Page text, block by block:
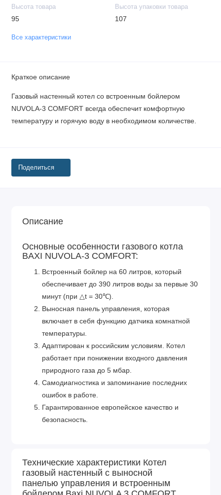
Высота товара
95
Высота упаковки товара
107
Все характеристики
Краткое описание
Газовый настенный котел со встроенным бойлером
NUVOLA-3 COMFORT всегда обеспечит комфортную
температуру и горячую воду в необходимом количестве.
Поделиться
Описание
Основные особенности газового котла
BAXI NUVOLA-3 COMFORT:
Встроенный бойлер на 60 литров, который
обеспечивает до 390 литров воды за первые 30
минут (при △t = 30℃).
Выносная панель управления, которая
включает в себя функцию датчика комнатной
температуры.
Адаптирован к российским условиям. Котел
работает при понижении входного давления
природного газа до 5 мбар.
Самодиагностика и запоминание последних
ошибок в работе.
Гарантированное европейское качество и
безопасность.
Технические характеристики Котел
газовый настенный с выносной
панелью управления и встроенным